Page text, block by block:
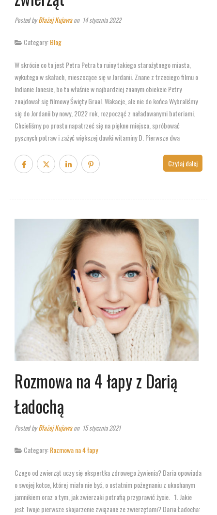
Posted byBłażej Kujawaon 14 stycznia 2022
Category:Blog
W skrócie co to jest Petra Petra to ruiny takiego starożytnego miasta,
wykutego w skałach, mieszczące się w Jordanii. Znane z trzeciego filmu o
Indianie Jonesie, bo to właśnie w najbardziej znanym obiekcie Petry
znajdował się filmowy Święty Graal. Wakacje, ale nie do końca Wybraliśmy
się do Jordanii by nowy, 2022 rok, rozpocząć z naładowanymi bateriami.
Chcieliśmy po prostu napatrzeć się na piękne miejsca, spróbować
pysznych potraw i zażyć większej dawki witaminy D. Pierwsze dwa
Czytaj dalej
Rozmowa na 4 łapy z Darią
Ładochą
Posted byBłażej Kujawaon 15 stycznia 2021
Category:Rozmowa na 4 łapy
Czego od zwierząt uczy się ekspertka zdrowego żywienia? Daria opowiada
o swojej kotce, której miało nie być, o ostatnim pożegnaniu z ukochanym
jamnikiem oraz o tym, jak zwierzaki potrafią przyprawić życie. 1. Jakie
jest Twoje pierwsze skojarzenie związane ze zwierzętami? Daria Ładocha: